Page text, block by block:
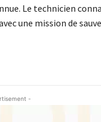
Le technicien
une mission de
-